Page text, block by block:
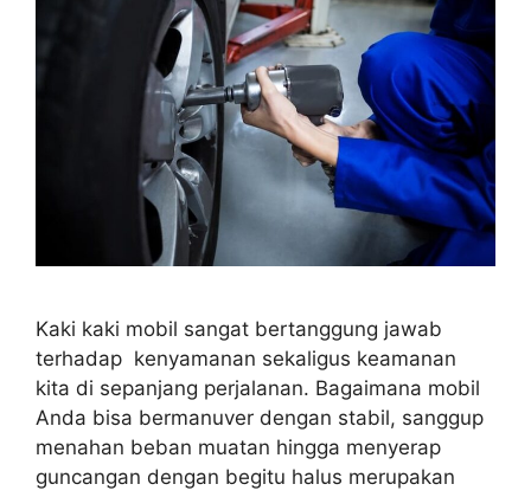
Kaki kaki mobil sangat bertanggung jawab
terhadap kenyamanan sekaligus keamanan
kita di sepanjang perjalanan. Bagaimana mobil
Anda bisa bermanuver dengan stabil, sanggup
menahan beban muatan hingga menyerap
guncangan dengan begitu halus merupakan